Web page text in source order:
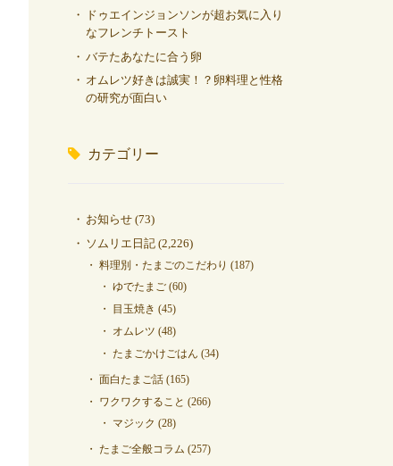
ドゥエインジョンソンが超お気に入り
なフレンチトースト
バテたあなたに合う卵
オムレツ好きは誠実！？卵料理と性格
の研究が面白い
カテゴリー
お知らせ (73)
ソムリエ日記 (2,226)
料理別・たまごのこだわり (187)
ゆでたまご (60)
目玉焼き (45)
オムレツ (48)
たまごかけごはん (34)
面白たまご話 (165)
ワクワクすること (266)
マジック (28)
たまご全般コラム (257)